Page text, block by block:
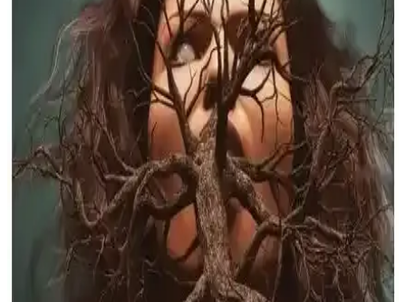
Kara Miras, paranormal ve gizem temalarını işleyen, sürükleyici
anlatımıyla dikkat çeken bir roman. Michael Malone'un olağanüstü
macerasını ve gizli örgüt UNICORNE'un rolünü keşfedin.
Geçmişten Günümüze Doğaüstü Olaylar: Kültürel
Yansımalar ve Güncel Perspektifler
İnsanlık tarihinden günümüze doğaüstü olaylar kültürel ve bilimsel
açıdan nasıl şekillendi? Bu makalede, mitolojilerden modern popüler
kültüre uzanan geniş yelpazedeki etkileri inceleniyor.
Tünelden Önceki Beyaz Ev: Korku ve Gizem Dolu
Paranormal Polisiye Romanı
Yazar Işıl Işık’ın kaleminden çıkan bu roman, İstanbul'daki gizemli
Beyaz Ev’de yaşanan doğaüstü olayları ve psikolojik gerilimi
anlatıyor. Okuyuculara sürükleyici ve unutulmaz bir deneyim